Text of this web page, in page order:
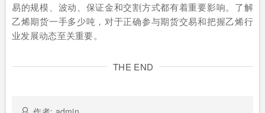
易的规模、波动、保证金和交割方式都有着重要影响。了解
乙烯期货一手多少吨，对于正确参与期货交易和把握乙烯行
业发展动态至关重要。
THE END